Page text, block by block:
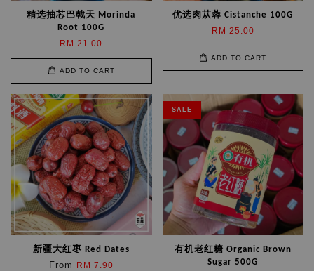
精选抽芯巴戟天 Morinda
Root 100G
RM 21.00
ADD TO CART
优选肉苁蓉 Cistanche 100G
RM 25.00
ADD TO CART
新疆大红枣 Red Dates
From RM 7.90
SALE
有机老红糖 Organic Brown
Sugar 500G